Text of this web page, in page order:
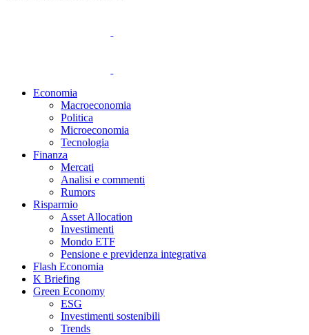
Economia
Macroeconomia
Politica
Microeconomia
Tecnologia
Finanza
Mercati
Analisi e commenti
Rumors
Risparmio
Asset Allocation
Investimenti
Mondo ETF
Pensione e previdenza integrativa
Flash Economia
K Briefing
Green Economy
ESG
Investimenti sostenibili
Trends